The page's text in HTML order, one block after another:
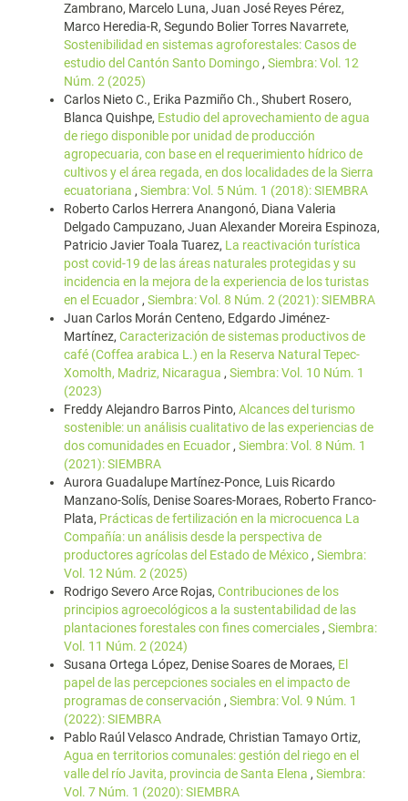
Zambrano, Marcelo Luna, Juan José Reyes Pérez,
Marco Heredia-R, Segundo Bolier Torres Navarrete,
Sostenibilidad en sistemas agroforestales: Casos de
estudio del Cantón Santo Domingo, Siembra: Vol. 12
Núm. 2 (2025)
Carlos Nieto C., Erika Pazmiño Ch., Shubert Rosero,
Blanca Quishpe, Estudio del aprovechamiento de agua
de riego disponible por unidad de producción
agropecuaria, con base en el requerimiento hídrico de
cultivos y el área regada, en dos localidades de la Sierra
ecuatoriana , Siembra: Vol. 5 Núm. 1 (2018): SIEMBRA
Roberto Carlos Herrera Anangonó, Diana Valeria
Delgado Campuzano, Juan Alexander Moreira Espinoza,
Patricio Javier Toala Tuarez, La reactivación turística
post covid-19 de las áreas naturales protegidas y su
incidencia en la mejora de la experiencia de los turistas
en el Ecuador, Siembra: Vol. 8 Núm. 2 (2021): SIEMBRA
Juan Carlos Morán Centeno, Edgardo Jiménez-
Martínez, Caracterización de sistemas productivos de
café (Coffea arabica L.) en la Reserva Natural Tepec-
Xomolth, Madriz, Nicaragua , Siembra: Vol. 10 Núm. 1
(2023)
Freddy Alejandro Barros Pinto, Alcances del turismo
sostenible: un análisis cualitativo de las experiencias de
dos comunidades en Ecuador, Siembra: Vol. 8 Núm. 1
(2021): SIEMBRA
Aurora Guadalupe Martínez-Ponce, Luis Ricardo
Manzano-Solís, Denise Soares-Moraes, Roberto Franco-
Plata, Prácticas de fertilización en la microcuenca La
Compañía: un análisis desde la perspectiva de
productores agrícolas del Estado de México, Siembra:
Vol. 12 Núm. 2 (2025)
Rodrigo Severo Arce Rojas, Contribuciones de los
principios agroecológicos a la sustentabilidad de las
plantaciones forestales con fines comerciales, Siembra:
Vol. 11 Núm. 2 (2024)
Susana Ortega López, Denise Soares de Moraes, El
papel de las percepciones sociales en el impacto de
programas de conservación , Siembra: Vol. 9 Núm. 1
(2022): SIEMBRA
Pablo Raúl Velasco Andrade, Christian Tamayo Ortiz,
Agua en territorios comunales: gestión del riego en el
valle del río Javita, provincia de Santa Elena , Siembra:
Vol. 7 Núm. 1 (2020): SIEMBRA